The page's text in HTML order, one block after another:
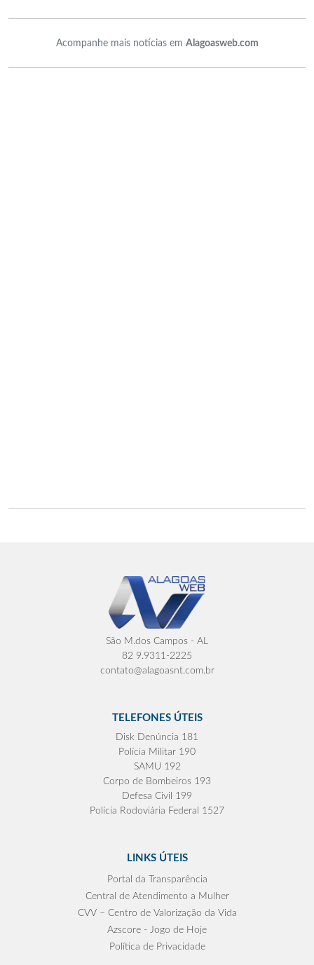
Acompanhe mais notícias em Alagoasweb.com
São M.dos Campos - AL
82 9.9311-2225
contato@alagoasnt.com.br
TELEFONES ÚTEIS
Disk Denúncia 181
Polícia Militar 190
SAMU 192
Corpo de Bombeiros 193
Defesa Civil 199
Polícia Rodoviária Federal 1527
LINKS ÚTEIS
Portal da Transparência
Central de Atendimento a Mulher
CVV – Centro de Valorização da Vida
Azscore - Jogo de Hoje
Política de Privacidade